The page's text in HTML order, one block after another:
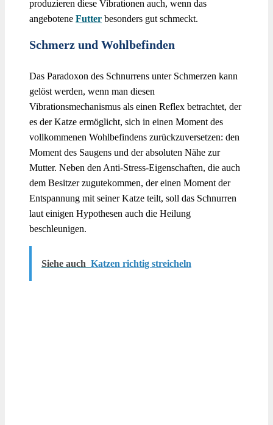
produzieren diese Vibrationen auch, wenn das
angebotene Futter besonders gut schmeckt.
Schmerz und Wohlbefinden
Das Paradoxon des Schnurrens unter Schmerzen kann
gelöst werden, wenn man diesen
Vibrationsmechanismus als einen Reflex betrachtet, der
es der Katze ermöglicht, sich in einen Moment des
vollkommenen Wohlbefindens zurückzuversetzen: den
Moment des Saugens und der absoluten Nähe zur
Mutter. Neben den Anti-Stress-Eigenschaften, die auch
dem Besitzer zugutekommen, der einen Moment der
Entspannung mit seiner Katze teilt, soll das Schnurren
laut einigen Hypothesen auch die Heilung
beschleunigen.
Siehe auch Katzen richtig streicheln